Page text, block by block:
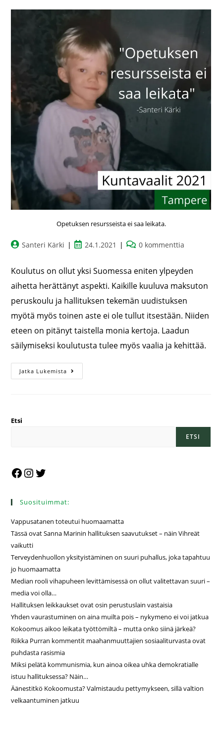
Opetuksen resursseista ei saa leikata.
Santeri Kärki 24.1.2021 0 kommenttia
Koulutus on ollut yksi Suomessa eniten ylpeyden
aihetta herättänyt aspekti. Kaikille kuuluva maksuton
peruskoulu ja hallituksen tekemän uudistuksen
myötä myös toinen aste ei ole tullut itsestään. Niiden
eteen on pitänyt taistella monia kertoja. Laadun
säilymiseksi koulutusta tulee myös vaalia ja kehittää.
Jatka Lukemista
Etsi
ETSI
Suosituimmat:
Vappusatanen toteutui huomaamatta
Tässä ovat Sanna Marinin hallituksen saavutukset – näin Vihreät
vaikutti
Terveydenhuollon yksityistäminen on suuri puhallus, joka tapahtuu
jo huomaamatta
Median rooli vihapuheen levittämisessä on ollut valitettavan suuri –
media voi olla…
Hallituksen leikkaukset ovat osin perustuslain vastaisia
Yhden vaurastuminen on aina muilta pois – nykymeno ei voi jatkua
Kokoomus aikoo leikata työttömiltä – mutta onko siinä järkeä?
Riikka Purran kommentit maahanmuuttajien sosiaaliturvasta ovat
puhdasta rasismia
Miksi pelätä kommunismia, kun ainoa oikea uhka demokratialle
istuu hallituksessa? Näin…
Äänestitkö Kokoomusta? Valmistaudu pettymykseen, sillä valtion
velkaantuminen jatkuu